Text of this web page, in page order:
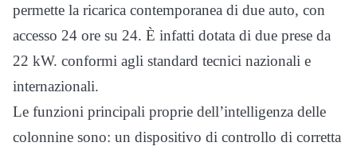
permette la ricarica contemporanea di due auto, con
accesso 24 ore su 24. È infatti dotata di due prese da
22 kW. conformi agli standard tecnici nazionali e
internazionali.
Le funzioni principali proprie dell’intelligenza delle
colonnine sono: un dispositivo di controllo di corretta